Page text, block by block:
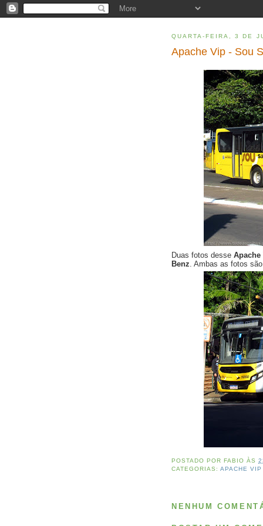
QUARTA-FEIRA, 3 DE
Apache Vip - Sou
Duas fotos desse Apache
Benz. Ambas as fotos
POSTADO PORFABIO ÀS
CATEGORIAS:APACHE
NENHUM